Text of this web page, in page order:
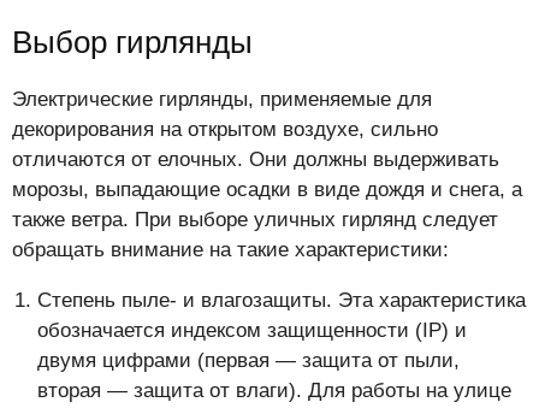
Выбор гирлянды
Электрические гирлянды, применяемые для
декорирования на открытом воздухе, сильно
отличаются от елочных. Они должны выдерживать
морозы, выпадающие осадки в виде дождя и снега, а
также ветра. При выборе уличных гирлянд следует
обращать внимание на такие характеристики:
Степень пыле- и влагозащиты. Эта характеристика
обозначается индексом защищенности (IP) и
двумя цифрами (первая — защита от пыли,
вторая — защита от влаги). Для работы на улице